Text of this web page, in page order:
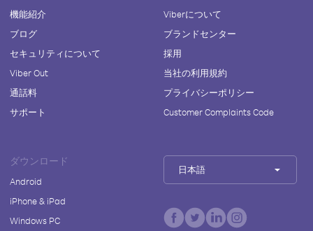
機能紹介
ブログ
セキュリティについて
Viber Out
通話料
サポート
Viberについて
ブランドセンター
採用
当社の利用規約
プライバシーポリシー
Customer Complaints Code
ダウンロード
Android
iPhone & iPad
Windows PC
日本語